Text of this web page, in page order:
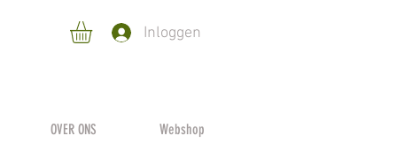
Inloggen
OVER ONS Webshop